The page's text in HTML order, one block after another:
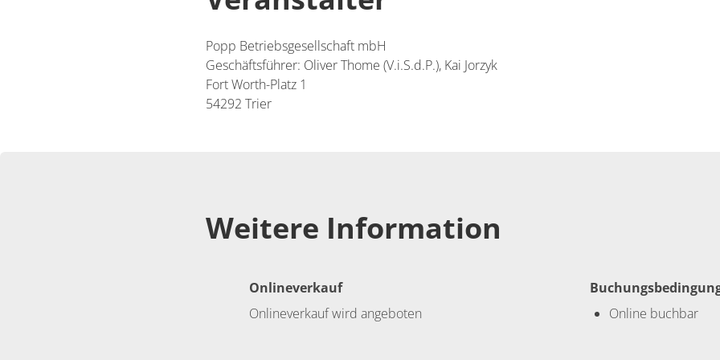
Popp Betriebsgesellschaft mbH
Geschäftsführer: Oliver Thome (V.i.S.d.P.), Kai Jorzyk
Fort Worth-Platz 1
54292 Trier
Weitere Information
Onlineverkauf
Onlineverkauf wird angeboten
Online buchbar